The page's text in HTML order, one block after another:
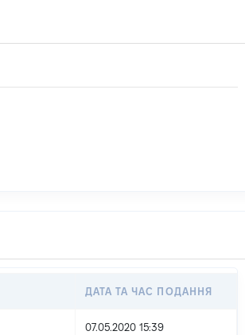
ДАТА ТА ЧАС ПОДАННЯ
07.05.2020 15:39